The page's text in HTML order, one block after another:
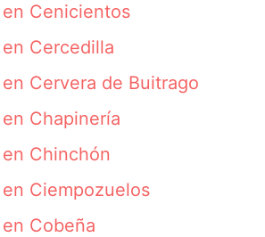
Cenicientos
Cercedilla
Cervera de Buitrago
Chapinería
Chinchón
Ciempozuelos
Cobeña